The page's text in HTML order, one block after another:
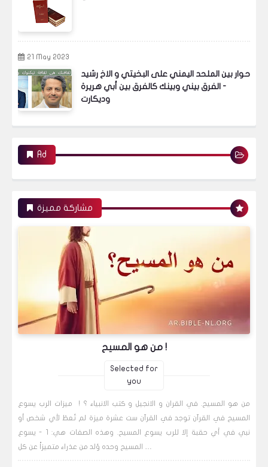
21 May 2023
حوار بين الملحد اليمني على البخيتي و الاخ رشيد
- الفرق بيني وبينك كالفرق بين أبي هريرة
وديكارت
Ad
مشاركة مميزة
من هو المسيح !
Selected for
you
من هو المسيح. في القران و الانجيل و كتب الانبياء ؟ ! ميزات الرب يسوع
المسيح في القرآن توجد في القرآن ست عشرة ميزة لم تُعطَ لأي شخص أو
نبي في أي حقبة إلا للرب يسوع المسيح. وهذه الصفات هي: 1 - يسوع